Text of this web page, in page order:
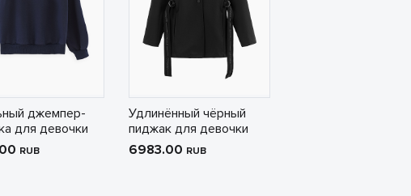
джемпер-
для девочки
RUB
Удлинённый чёрный
пиджак для девочки
6983.00 RUB